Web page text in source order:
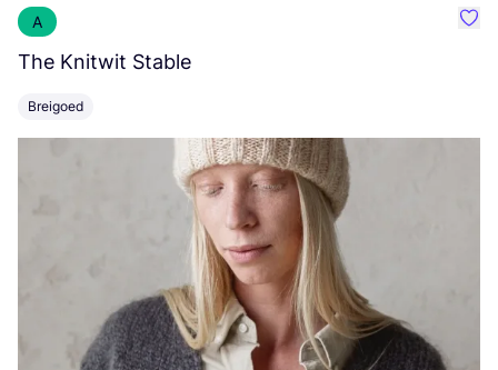
A
The Knitwit Stable
Breigoed